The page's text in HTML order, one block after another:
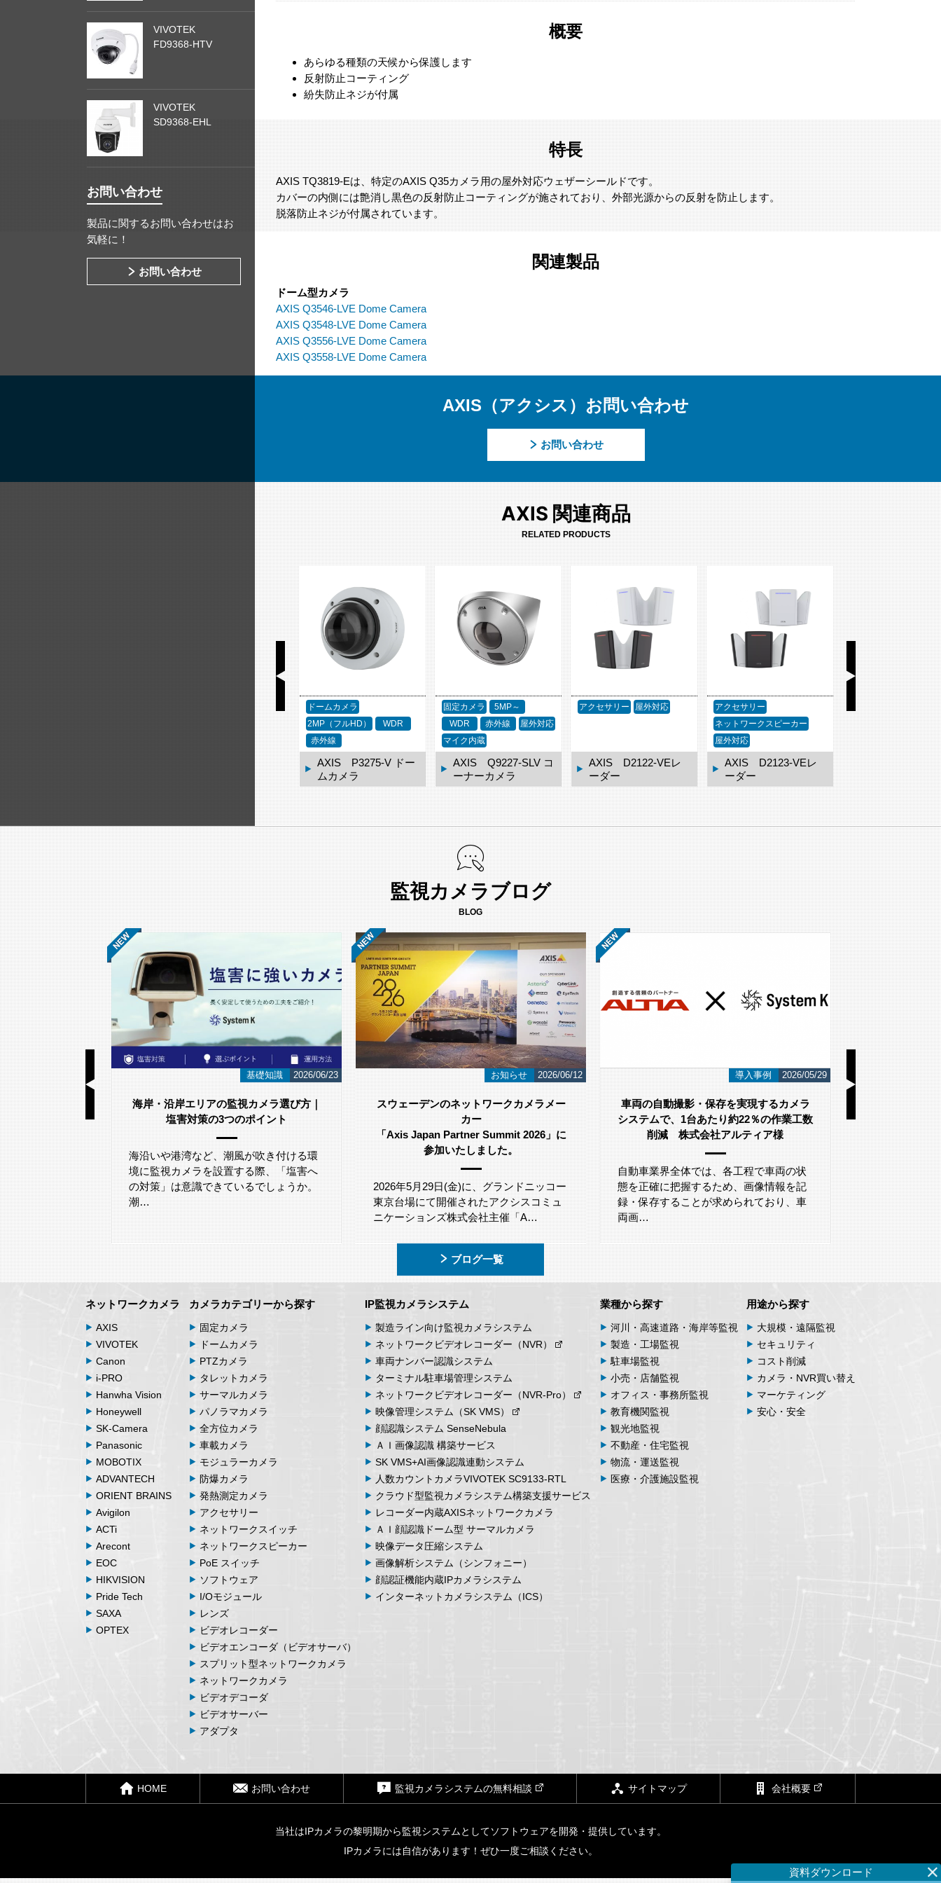
概要
あらゆる種類の天候から保護します
反射防止コーティング
紛失防止ネジが付属
特長
AXIS TQ3819-Eは、特定のAXIS Q35カメラ用の屋外対応ウェザーシールドです。
カバーの内側には艶消し黒色の反射防止コーティングが施されており、外部光源からの反射を防止します。
脱落防止ネジが付属されています。
関連製品
ドーム型カメラ
AXIS Q3546-LVE Dome Camera
AXIS Q3548-LVE Dome Camera
AXIS Q3556-LVE Dome Camera
AXIS Q3558-LVE Dome Camera
AXIS（アクシス）お問い合わせ
お問い合わせ
AXIS 関連商品
RELATED PRODUCTS
赤外線
AXIS M1075-L Mk II
ドームカメラ
2MP（フルHD）
WDR
赤外線
AXIS P3275-V ドー
ムカメラ
固定カメラ
5MP～
WDR
赤外線
屋外対応
マイク内蔵
AXIS Q9227-SLV コ
ーナーカメラ
アクセサリー 屋外対応
AXIS D2122-VEレ
ーダー
アクセサリー
ネットワークスピーカー
屋外対応
AXIS D2123-VEレ
ーダー
アクセサリー 屋外対応
AXIS TD2901-
ダプターキット
VIVOTEK
FD9368-HTV
VIVOTEK
SD9368-EHL
お問い合わせ
製品に関するお問い合わせはお
気軽に！
お問い合わせ
監視カメラブログ
BLOG
導入事例 2026/07/01
粉体表面の凹
ム【製造・食
】
客様におすす
場 ✓ 粉体、粒
…
基礎知識 2026/06/23
海岸・沿岸エリアの監視カメラ選び方｜
塩害対策の3つのポイント
海沿いや港湾など、潮風が吹き付ける環
境に監視カメラを設置する際、「塩害へ
の対策」は意識できているでしょうか。
潮…
お知らせ 2026/06/12
スウェーデンのネットワークカメラメー
カー
「Axis Japan Partner Summit 2026」に
参加いたしました。
2026年5月29日(金)に、グランドニッコー
東京台場にて開催されたアクシスコミュ
ニケーションズ株式会社主催「A…
導入事例 2026/05/29
車両の自動撮影・保存を実現するカメラ
システムで、1台あたり約22％の作業工数
削減 株式会社アルティア様
自動車業界全体では、各工程で車両の状
態を正確に把握するため、画像情報を記
録・保存することが求められており、車
両画…
こんにちは！
AI画像認識シス
す。 今回は監
ブログ一覧
ネットワークカメラ
AXIS
VIVOTEK
Canon
i-PRO
Hanwha Vision
Honeywell
SK-Camera
Panasonic
MOBOTIX
ADVANTECH
ORIENT BRAINS
Avigilon
ACTi
Arecont
EOC
HIKVISION
Pride Tech
SAXA
OPTEX
カメラカテゴリーから探す
固定カメラ
ドームカメラ
PTZカメラ
タレットカメラ
サーマルカメラ
パノラマカメラ
全方位カメラ
車載カメラ
モジュラーカメラ
防爆カメラ
発熱測定カメラ
アクセサリー
ネットワークスイッチ
ネットワークスピーカー
PoE スイッチ
ソフトウェア
I/Oモジュール
レンズ
ビデオレコーダー
ビデオエンコーダ（ビデオサーバ）
スプリット型ネットワークカメラ
ネットワークカメラ
ビデオデコーダ
ビデオサーバー
アダプタ
IP監視カメラシステム
製造ライン向け監視カメラシステム
ネットワーク ビデオレコーダー （NVR）
車両ナンバー認識システム
ターミナル駐車場管理システム
ネットワーク ビデオレコーダー （NVR-Pro）
映像管理システム （SK VMS）
顔認識システム SenseNebula
ＡＩ画像認識 構築サービス
SK VMS+AI画像認識連動システム
人数カウント カメラVIVOTEK SC9133-RTL
クラウド型監視カメラシステム構築支援サービス
レコーダー内蔵AXISネットワークカメラ
ＡＩ顔認識ドーム型 サーマルカメラ
映像データ圧縮システム
画像解析システム （シンフォニー）
顔認証機能内蔵IPカメラシステム
インターネット カメラシステム （ICS）
業種から探す
河川・高速道路・海岸等監視
製造・工場監視
駐車場監視
小売・店舗監視
オフィス・事務所監視
教育機関監視
観光地監視
不動産・住宅監視
物流・運送監視
医療・介護施設監視
用途から探す
大規模・遠隔監視
セキュリティ
コスト削減
カメラ・NVR買い替え
マーケティング
安心・安全
HOME お問い合わせ 監視カメラシステムの無料相談 サイトマップ 会社概要
当社はIPカメラの黎明期から監視システムとしてソフトウェアを開発・提供しています。
IPカメラには自信があります！ぜひ一度ご相談ください。